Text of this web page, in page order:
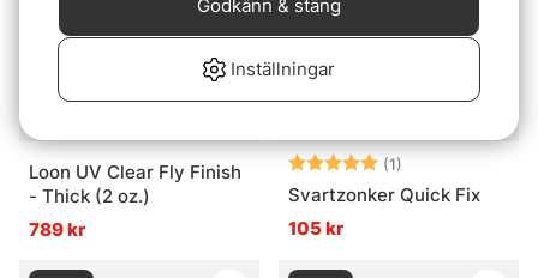
Loon UV Clear Fly Finish
- Thick (2 oz.)
789 kr
Betyg: (1)
Svartzonker Quick Fix
105 kr
Inställningar
Godkänn & stäng